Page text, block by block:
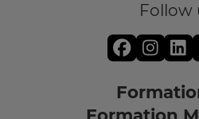
Follow